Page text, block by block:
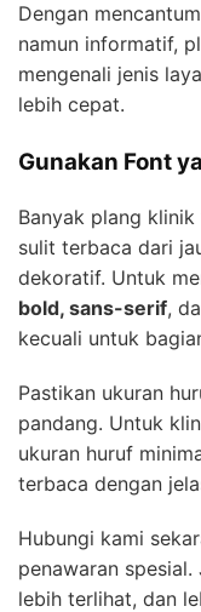
Dengan
namun informatif,
mengenali jenis
lebih cepat.
Gunakan Font
Banyak plang
sulit terbaca dari
dekoratif. Untuk
bold, sans-serif,
kecuali untuk
Pastikan ukuran
pandang. Untuk
ukuran huruf
terbaca dengan
Hubungi kami
penawaran
lebih terlihat, dan